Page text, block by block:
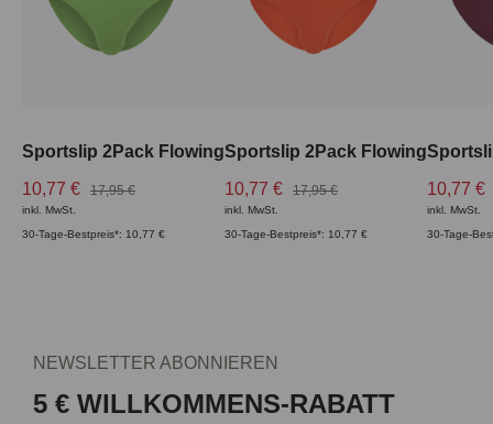
Sportslip 2Pack Flowing
10,77 €
17,95 €
inkl. MwSt.
30-Tage-Bestpreis*: 10,77 €
Sportslip 2Pack Flowing
10,77 €
17,95 €
inkl. MwSt.
30-Tage-Bestpreis*: 10,77 €
10,77 €
inkl. MwSt.
30-Tage-
NEWSLETTER ABONNIEREN
5 € WILLKOMMENS-RABATT